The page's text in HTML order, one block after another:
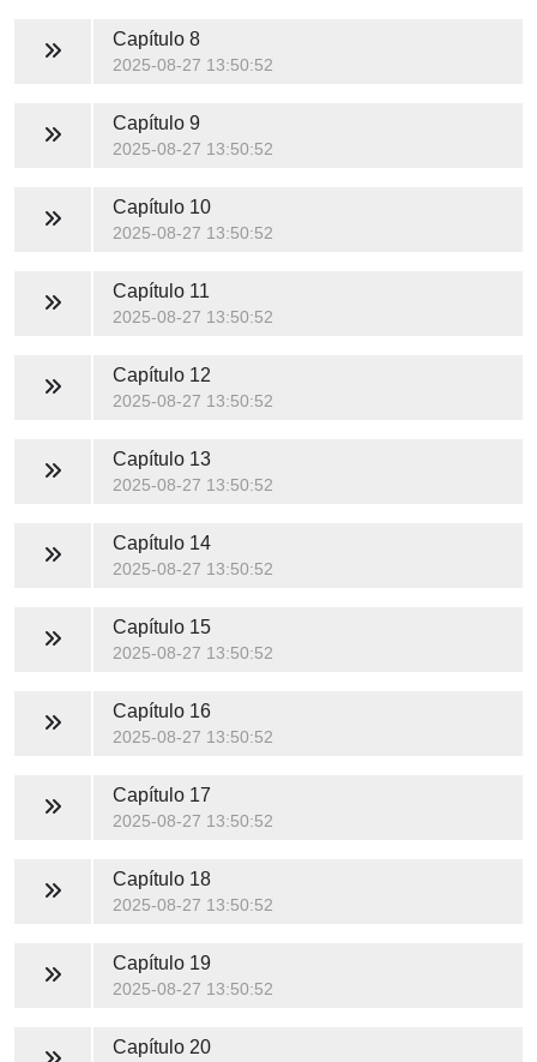
Capítulo 8
2025-08-27 13:50:52
Capítulo 9
2025-08-27 13:50:52
Capítulo 10
2025-08-27 13:50:52
Capítulo 11
2025-08-27 13:50:52
Capítulo 12
2025-08-27 13:50:52
Capítulo 13
2025-08-27 13:50:52
Capítulo 14
2025-08-27 13:50:52
Capítulo 15
2025-08-27 13:50:52
Capítulo 16
2025-08-27 13:50:52
Capítulo 17
2025-08-27 13:50:52
Capítulo 18
2025-08-27 13:50:52
Capítulo 19
2025-08-27 13:50:52
Capítulo 20